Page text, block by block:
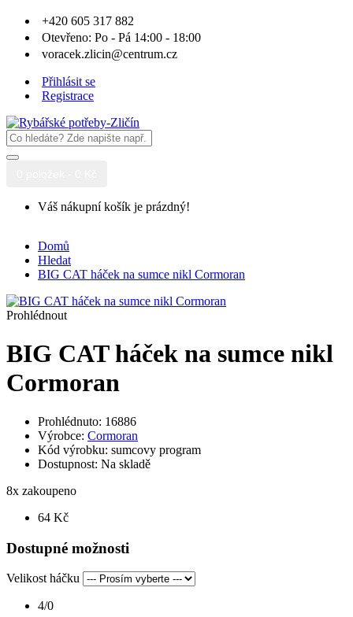
+420 605 317 882
Otevřeno: Po - Pá 14:00 - 18:00
voracek.zlicin@centrum.cz
Přihlásit se
Registrace
Váš nákupní košík je prázdný!
Domů
Hledat
BIG CAT háček na sumce nikl Cormoran
Prohlédnout
BIG CAT háček na sumce nikl
Cormoran
Prohlédnuto: 16886
Výrobce: Cormoran
Kód výrobku: sumcovy program
Dostupnost: Na skladě
8x zakoupeno
64 Kč
Dostupné možnosti
Velikost háčku
4/0